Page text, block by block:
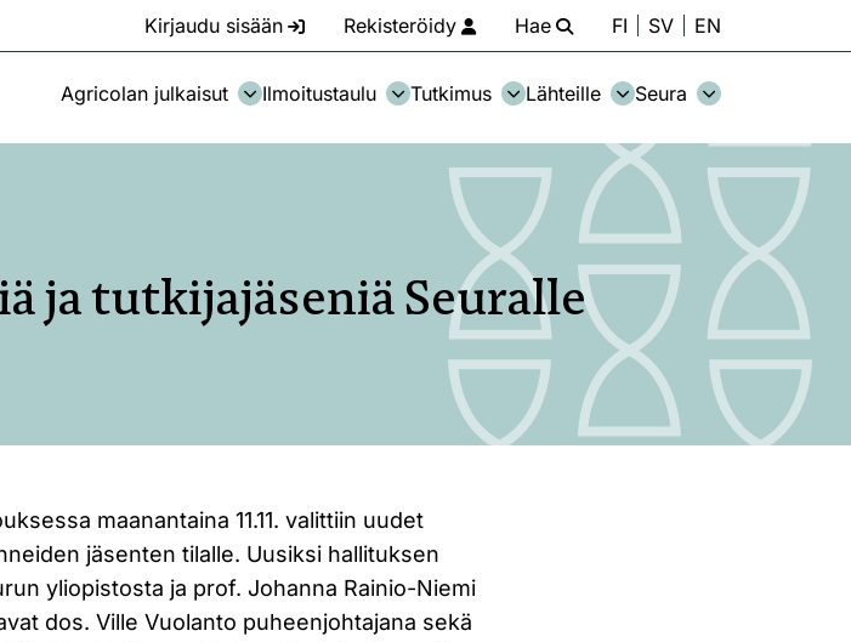
Kirjaudu sisään Rekisteröidy Hae FI SV EN
Agricolan julkaisut Ilmoitustaulu Tutkimus Lähteille Seura
ja tutkijajäseniä Seuralle
maanantaina 11.11. valittiin uudet
jäsenten tilalle. Uusiksi hallituksen
yliopistosta ja prof. Johanna Rainio-Niemi
dos. Ville Vuolanto puheenjohtajana sekä